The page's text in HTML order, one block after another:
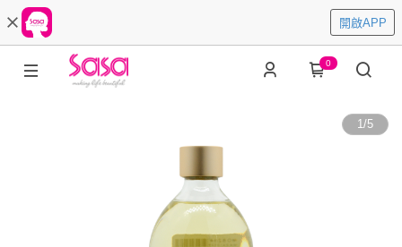
開啟APP
0
1/5